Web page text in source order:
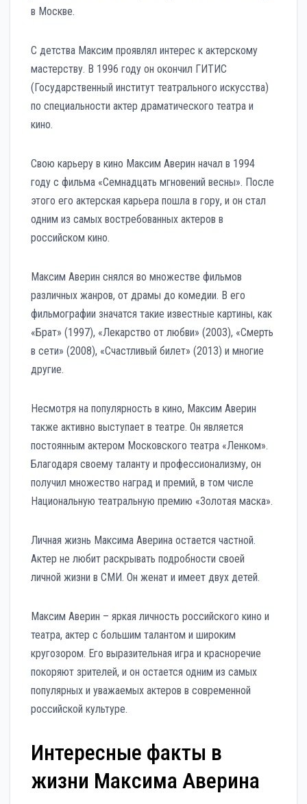
в Москве.
С детства Максим проявлял интерес к актерскому
мастерству. В 1996 году он окончил ГИТИС
(Государственный институт театрального искусства)
по специальности актер драматического театра и
кино.
Свою карьеру в кино Максим Аверин начал в 1994
году с фильма «Семнадцать мгновений весны». После
этого его актерская карьера пошла в гору, и он стал
одним из самых востребованных актеров в
российском кино.
Максим Аверин снялся во множестве фильмов
различных жанров, от драмы до комедии. В его
фильмографии значатся такие известные картины, как
«Брат» (1997), «Лекарство от любви» (2003), «Смерть
в сети» (2008), «Счастливый билет» (2013) и многие
другие.
Несмотря на популярность в кино, Максим Аверин
также активно выступает в театре. Он является
постоянным актером Московского театра «Ленком».
Благодаря своему таланту и профессионализму, он
получил множество наград и премий, в том числе
Национальную театральную премию «Золотая маска».
Личная жизнь Максима Аверина остается частной.
Актер не любит раскрывать подробности своей
личной жизни в СМИ. Он женат и имеет двух детей.
Максим Аверин – яркая личность российского кино и
театра, актер с большим талантом и широким
кругозором. Его выразительная игра и красноречие
покоряют зрителей, и он остается одним из самых
популярных и уважаемых актеров в современной
российской культуре.
Интересные факты в
жизни Максима Аверина